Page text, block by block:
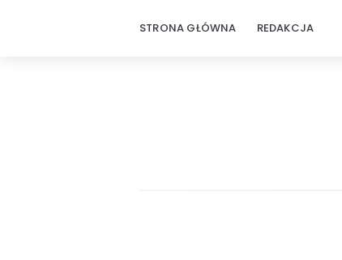
STRONA GŁÓWNA REDAKCJA